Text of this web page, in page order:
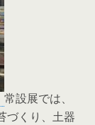
常設展では、
づくり、土器